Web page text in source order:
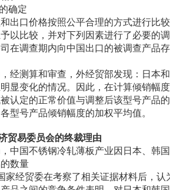
确定
口价格按照公平合理的方式进行比
以比较，并对下列因素进行了必要的
在调查期内向中国出口的被调查产品
测算和审查，外经贸部发现：日本
显变化的情况。因此，在计算倾销幅
认定的正常价值与调整后该型号产品
型号产品倾销幅度的加权平均值。
贸易委员会的终裁理由
国不锈钢冷轧薄板产业因日本、韩
数量
经贸委在考察了相关证据材料后，认